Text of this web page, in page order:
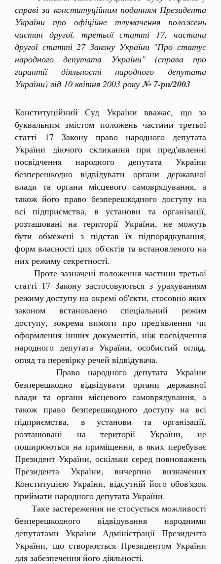
справі за конституційним поданням Президента
України про офіційне тлумачення положень
частин другої, третьої статті 17, частини
другої статті 27 Закону України "Про статус
народного депутата України" (справа про
гарантії діяльності народного депутата
України) від 10 квітня 2003 року № 7-рп/2003
Конституційний Суд України вважає, що за
буквальним змістом положень частини третьої
статті 17 Закону право народного депутата
України діючого скликання при пред'явленні
посвідчення народного депутата України
безперешкодно відвідувати органи державної
влади та органи місцевого самоврядування, а
також його право безперешкодного доступу на
всі підприємства, в установи та організації,
розташовані на території України, не можуть
бути обмежені з підстав їх підпорядкування,
форм власності цих об'єктів та встановленого на
них режиму секретності.
Проте зазначені положення частини третьої
статті 17 Закону застосовуються з урахуванням
режиму доступу на окремі об'єкти, стосовно яких
законом встановлено спеціальний режим
доступу, зокрема вимоги про пред'явлення чи
оформлення інших документів, ніж посвідчення
народного депутата України, особистий огляд,
огляд та перевірку речей відвідувача.
Право народного депутата України
безперешкодно відвідувати органи державної
влади та органи місцевого самоврядування, а
також право безперешкодного доступу на всі
підприємства, в установи та організації,
розташовані на території України, не
поширюються на приміщення, в яких перебуває
Президент України, оскільки серед повноважень
Президента України, вичерпно визначених
Конституцією України, відсутній його обов'язок
приймати народного депутата України.
Таке застереження не стосується можливості
безперешкодного відвідування народними
депутатами України Адміністрації Президента
України, що створюється Президентом України
для забезпечення його діяльності.